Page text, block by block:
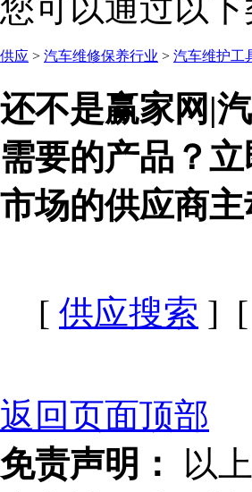
您可以通过以
供应 > 汽车维修保养行业 > 汽车维护工
还不是赢家网|
需要的产品？
市场的供应商
[ 供应搜索 ] [
返回页面顶部
免责声明：
以